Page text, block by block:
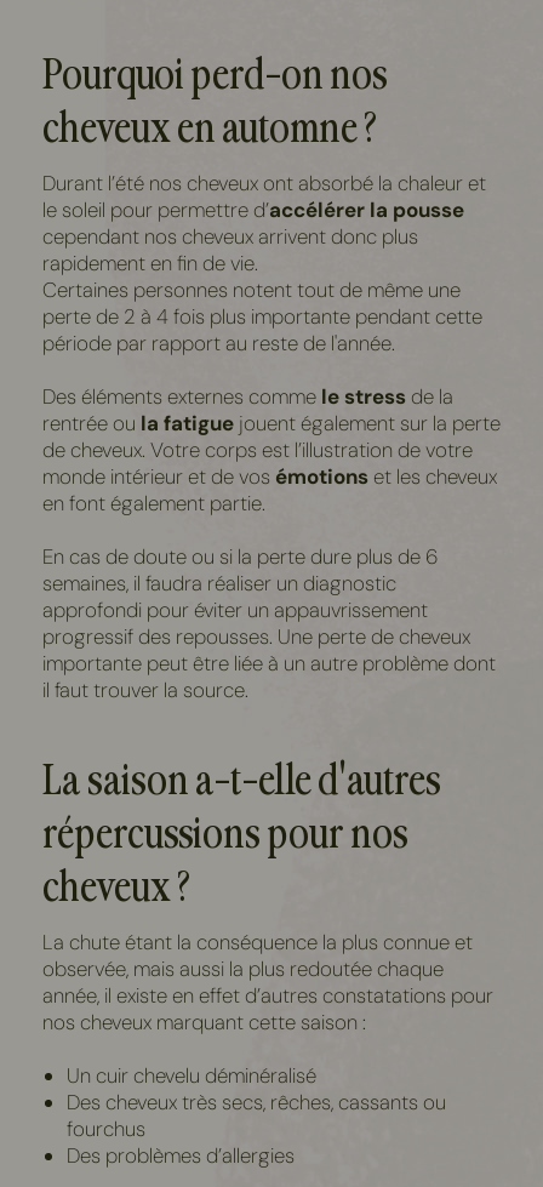
Pourquoi perd-on nos
cheveux en automne ?
Durant l’été nos cheveux ont absorbé la chaleur et
le soleil pour permettre d’accélérer la pousse
cependant nos cheveux arrivent donc plus
rapidement en fin de vie.
Certaines personnes notent tout de même une
perte de 2 à 4 fois plus importante pendant cette
période par rapport au reste de l'année.
Des éléments externes comme le stress de la
rentrée ou la fatigue jouent également sur la perte
de cheveux. Votre corps est l’illustration de votre
monde intérieur et de vos émotions et les cheveux
en font également partie.
En cas de doute ou si la perte dure plus de 6
semaines, il faudra réaliser un diagnostic
approfondi pour éviter un appauvrissement
progressif des repousses. Une perte de cheveux
importante peut être liée à un autre problème dont
il faut trouver la source.
La saison a-t-elle d'autres
répercussions pour nos
cheveux ?
La chute étant la conséquence la plus connue et
observée, mais aussi la plus redoutée chaque
année, il existe en effet d’autres constatations pour
nos cheveux marquant cette saison :
Un cuir chevelu déminéralisé
Des cheveux très secs, rêches, cassants ou
fourchus
Des problèmes d’allergies